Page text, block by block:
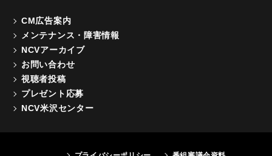
CM広告案内
メンテナンス・障害情報
NCVアーカイブ
お問い合わせ
視聴者投稿
プレゼント応募
NCV米沢センター